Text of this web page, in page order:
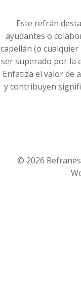
Este refrán
ayudantes o
capellán (o
ser superado por la
Enfatiza el valor de
y contribuyen
© 2026